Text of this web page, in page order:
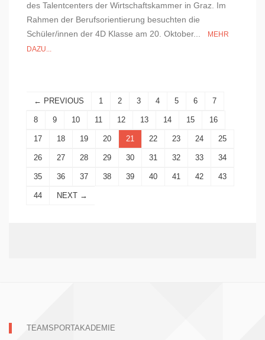
des Talentcenters der Wirtschaftskammer in Graz. Im
Rahmen der Berufsorientierung besuchten die
Schüler/innen der 4D Klasse am 20. Oktober...
MEHR
DAZU...
← PREVIOUS 1 2 3 4 5 6 7
8 9 10 11 12 13 14 15 16
17 18 19 20 21 22 23 24 25
26 27 28 29 30 31 32 33 34
35 36 37 38 39 40 41 42 43
44 NEXT →
TEAMSPORTAKADEMIE